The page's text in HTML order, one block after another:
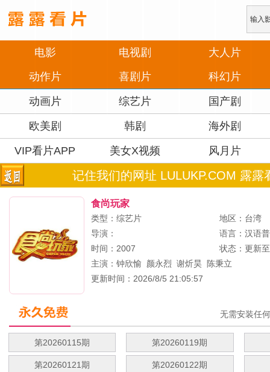
电影 电视剧
大人片
动作片
喜剧片 科幻片
动画片 综艺片 国产剧
欧美剧 韩剧 海外剧
VIP看片APP 美女X视频 风月片
记住我们的网址 LULUKP.COM 露露
食尚玩家
类型：综艺片
地区：台湾
导演：
语言：汉语
时间：2007
状态：更新
主演： 钟欣愉 颜永烈 谢炘昊
陈秉立
更新时间：2026/8/5 21:05:57
无需安装任
第20260115期 第20260119期
第20260121期 第20260122期